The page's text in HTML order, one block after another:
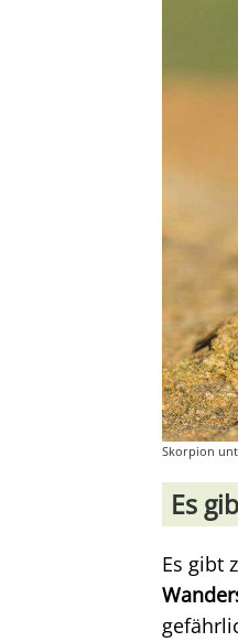
Skorpion
Es
Es gibt